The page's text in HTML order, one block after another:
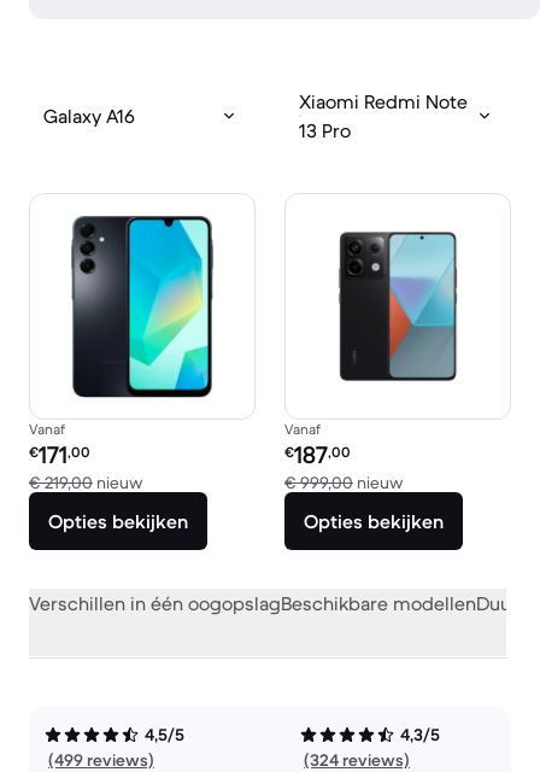
Galaxy A16
Xiaomi Redmi Note
13 Pro
Vanaf
Refurbished prijs:
€171,00
€ 219,00 nieuwVergeleken met € 219,00 nieuw
Opties bekijken
Vanaf
Refurbished prijs:
€187,00
€ 999,00 nieuwVergeleken met
Opties bekijken
Verschillen in één oogopslagBeschikbare modellen
4,5/5
(499 reviews)
4,3/5
(324 reviews)